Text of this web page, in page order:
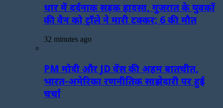
धार में दर्दनाक सड़क हादसा, गुजरात के युवकों
की वैन को ट्रॉले ने मारी टक्कर; 6 की मौत
32 minutes ago
PM मोदी और JD वेंस की अहम बातचीत,
भारत-अमेरिका रणनीतिक साझेदारी पर हुई
चर्चा